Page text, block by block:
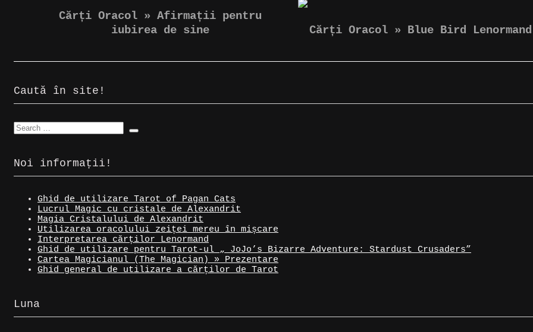
Cărți Oracol » Afirmații pentru
iubirea de sine
Cărți Oracol » Blue Bird Lenormand
Caută în site!
Noi informații!
Ghid de utilizare Tarot of Pagan Cats
Lucrul Magic cu cristale de Alexandrit
Magia Cristalului de Alexandrit
Utilizarea oracolului zeiței mereu în mișcare
Interpretarea cărților Lenormand
Ghid de utilizare pentru Tarot-ul „ JoJo’s Bizarre Adventure: Stardust Crusaders”
Cartea Magicianul (The Magician) » Prezentare
Ghid general de utilizare a cărților de Tarot
Luna